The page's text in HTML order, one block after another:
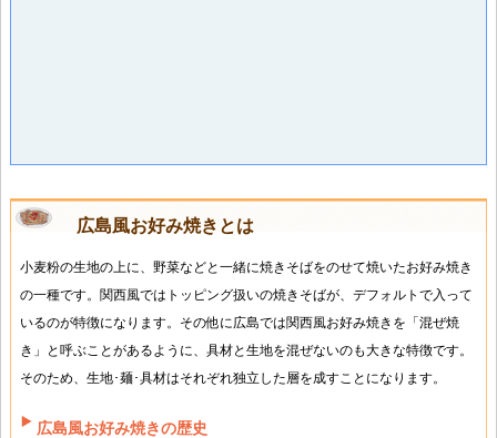
広島風お好み焼きとは
小麦粉の生地の上に、野菜などと一緒に焼きそばをのせて焼いたお好み焼き
の一種です。関西風ではトッピング扱いの焼きそばが、デフォルトで入って
いるのが特徴になります。その他に広島では関西風お好み焼きを「混ぜ焼
き」と呼ぶことがあるように、具材と生地を混ぜないのも大きな特徴です。
そのため、生地･麺･具材はそれぞれ独立した層を成すことになります。
広島風お好み焼きの歴史